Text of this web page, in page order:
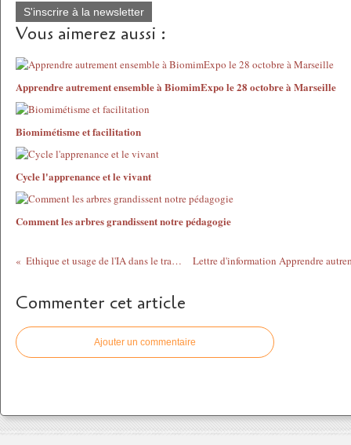
S'inscrire à la newsletter
Vous aimerez aussi :
Apprendre autrement ensemble à BiomimExpo le 28 octobre à Marseille
Biomimétisme et facilitation
Cycle l'apprenance et le vivant
Comment les arbres grandissent notre pédagogie
Ethique et usage de l'IA dans le travail social
Commenter cet article
Ajouter un commentaire